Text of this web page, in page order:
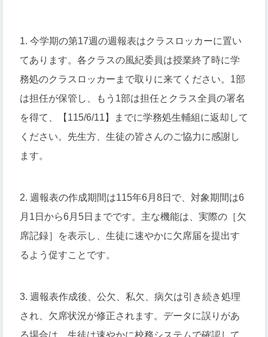
1. 今学期の第17週の週報表はクラスロッカーに置い
てあります。各クラスの風紀委員は授業終了時に学
務処のクラスロッカーまで取りに来てください。1部
は担任が保管し、もう1部は担任とクラス全員の署名
を得て、【115/6/11】までに学務処生輔組に返却して
ください。先生方、生徒の皆さんのご協力に感謝し
ます。
2. 週報表の作成期間は115年6月8日で、対象期間は6
月1日から6月5日までです。主な機能は、実際の［欠
席記録］を表示し、生徒に速やかに欠席届を提出す
るよう促すことです。
3. 週報表作成後、公欠、私欠、病欠は引き続き処理
され、欠席状況が修正されます。データに誤りがあ